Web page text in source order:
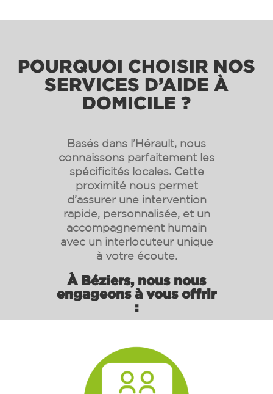
POURQUOI CHOISIR NOS
SERVICES D’AIDE À
DOMICILE ?
Basés dans l’Hérault, nous
connaissons parfaitement les
spécificités locales. Cette
proximité nous permet
d’assurer une intervention
rapide, personnalisée, et un
accompagnement humain
avec un interlocuteur unique
à votre écoute.
À Béziers, nous nous
engageons à vous offrir
: